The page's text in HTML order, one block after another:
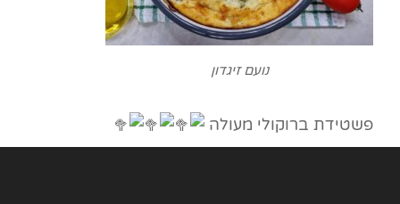
נועם זיגדון
פשטידת ברוקולי מעולה